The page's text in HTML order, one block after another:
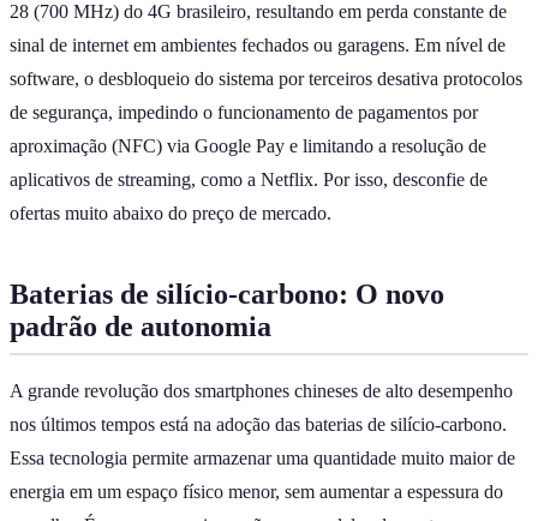
28 (700 MHz) do 4G brasileiro, resultando em perda constante de
sinal de internet em ambientes fechados ou garagens. Em nível de
software, o desbloqueio do sistema por terceiros desativa protocolos
de segurança, impedindo o funcionamento de pagamentos por
aproximação (NFC) via Google Pay e limitando a resolução de
aplicativos de streaming, como a Netflix. Por isso, desconfie de
ofertas muito abaixo do preço de mercado.
Baterias de silício-carbono: O novo
padrão de autonomia
A grande revolução dos smartphones chineses de alto desempenho
nos últimos tempos está na adoção das baterias de silício-carbono.
Essa tecnologia permite armazenar uma quantidade muito maior de
energia em um espaço físico menor, sem aumentar a espessura do